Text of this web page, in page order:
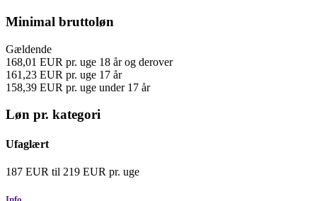
Minimal bruttoløn
Gældende
168,01 EUR pr. uge 18 år og derover
161,23 EUR pr. uge 17 år
158,39 EUR pr. uge under 17 år
Løn pr. kategori
Ufaglært
187 EUR til 219 EUR pr. uge